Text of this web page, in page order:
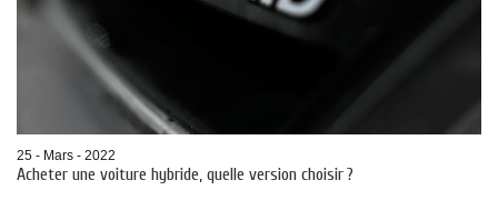
25 - Mars - 2022
Acheter une voiture hybride, quelle version choisir ?